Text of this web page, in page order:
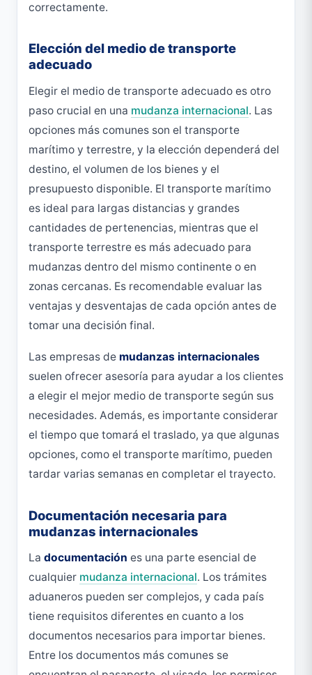
correctamente.
Elección del medio de transporte
adecuado
Elegir el medio de transporte adecuado es otro
paso crucial en una mudanza internacional. Las
opciones más comunes son el transporte
marítimo y terrestre, y la elección dependerá del
destino, el volumen de los bienes y el
presupuesto disponible. El transporte marítimo
es ideal para largas distancias y grandes
cantidades de pertenencias, mientras que el
transporte terrestre es más adecuado para
mudanzas dentro del mismo continente o en
zonas cercanas. Es recomendable evaluar las
ventajas y desventajas de cada opción antes de
tomar una decisión final.
Las empresas de mudanzas internacionales
suelen ofrecer asesoría para ayudar a los clientes
a elegir el mejor medio de transporte según sus
necesidades. Además, es importante considerar
el tiempo que tomará el traslado, ya que algunas
opciones, como el transporte marítimo, pueden
tardar varias semanas en completar el trayecto.
Documentación necesaria para
mudanzas internacionales
La documentación es una parte esencial de
cualquier mudanza internacional. Los trámites
aduaneros pueden ser complejos, y cada país
tiene requisitos diferentes en cuanto a los
documentos necesarios para importar bienes.
Entre los documentos más comunes se